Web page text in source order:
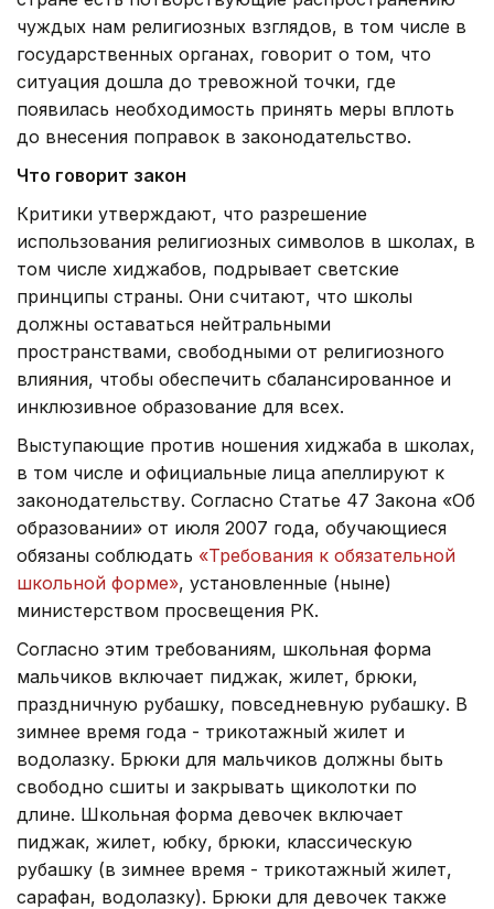
чуждых нам религиозных взглядов, в том числе в
государственных органах, говорит о том, что
ситуация дошла до тревожной точки, где
появилась необходимость принять меры вплоть
до внесения поправок в законодательство.
Что говорит закон
Критики утверждают, что разрешение
использования религиозных символов в школах, в
том числе хиджабов, подрывает светские
принципы страны. Они считают, что школы
должны оставаться нейтральными
пространствами, свободными от религиозного
влияния, чтобы обеспечить сбалансированное и
инклюзивное образование для всех.
Выступающие против ношения хиджаба в школах,
в том числе и официальные лица апеллируют к
законодательству. Согласно Статье 47 Закона «Об
образовании» от июля 2007 года, обучающиеся
обязаны соблюдать «Требования к обязательной
школьной форме», установленные (ныне)
министерством просвещения РК.
Согласно этим требованиям, школьная форма
мальчиков включает пиджак, жилет, брюки,
праздничную рубашку, повседневную рубашку. В
зимнее время года - трикотажный жилет и
водолазку. Брюки для мальчиков должны быть
свободно сшиты и закрывать щиколотки по
длине. Школьная форма девочек включает
пиджак, жилет, юбку, брюки, классическую
рубашку (в зимнее время - трикотажный жилет,
сарафан, водолазку). Брюки для девочек также